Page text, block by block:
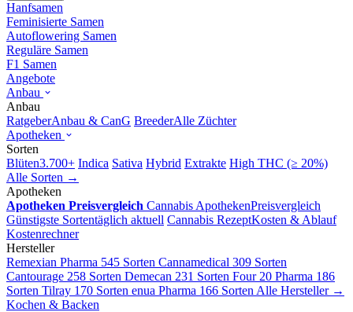
Hanfsamen
Feminisierte Samen
Autoflowering Samen
Reguläre Samen
F1 Samen
Angebote
Anbau
Anbau
RatgeberAnbau & CanG BreederAlle Züchter
Apotheken
Sorten
Blüten3.700+ Indica Sativa Hybrid Extrakte High THC (≥ 20%)
Alle Sorten →
Apotheken
Apotheken Preisvergleich Cannabis ApothekenPreisvergleich
Günstigste Sortentäglich aktuell Cannabis RezeptKosten & Ablauf
Kostenrechner
Hersteller
Remexian Pharma 545 Sorten Cannamedical 309 Sorten
Cantourage 258 Sorten Demecan 231 Sorten Four 20 Pharma 186
Sorten Tilray 170 Sorten enua Pharma 166 Sorten Alle Hersteller →
Kochen & Backen